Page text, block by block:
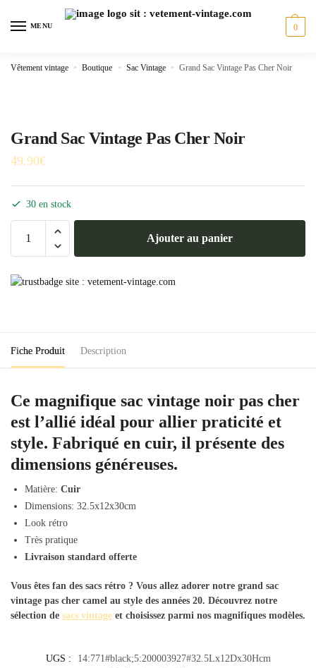
MENU 0
Vêtement vintage » Boutique » Sac Vintage » Grand Sac Vintage Pas Cher Noir
Grand Sac Vintage Pas Cher Noir
49.90€
30 en stock
Sac
Noir
Ajouter au panier
Fiche Produit Description
Ce magnifique sac vintage noir pas cher
est l’allié idéal pour allier praticité et
style. Fabriqué en cuir, il présente des
dimensions généreuses.
Matière: Cuir
Dimensions: 32.5x12x30cm
Look rétro
Très pratique
Livraison standard offerte
Vous êtes fan des sacs rétro ? Vous allez adorer notre grand sac
vintage pas cher camel au style des années 20. Découvrez notre
sélection de sacs vintage et choisissez parmi nos magnifiques modèles.
UGS :
14:771#black;5:200003927#32.5Lx12Dx30Hcm